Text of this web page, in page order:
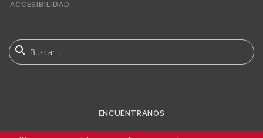
account
menu
ACCESIBILIDAD
Buscar
ENCUÉNTRANOS